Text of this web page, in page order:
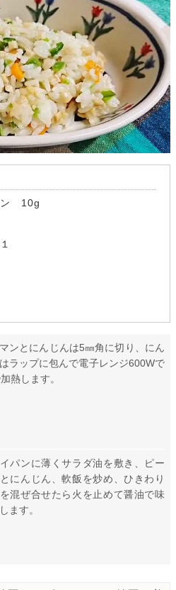
ン 10g
ンとにんじんは5㎜角に切り、にん
ラップに包んで電子レンジ600Wで
熱します。
パンに薄くサラダ油を敷き、ピー
にんじん、軟飯を炒め、ひきわり
混ぜ合せたら火を止めて醤油で味
ます。